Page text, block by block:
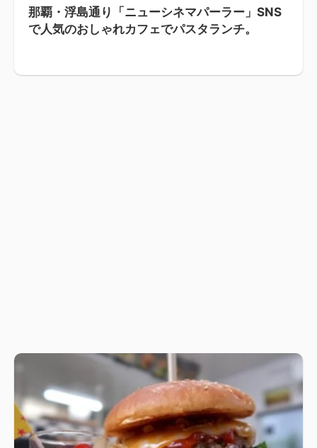
那覇・浮島通り「ニューシネマパーラー」SNS
で人気のおしゃれカフェでパスタランチ。